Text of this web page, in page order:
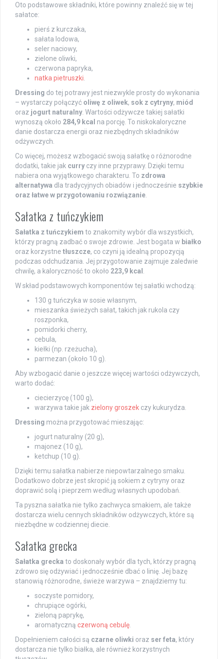
Oto podstawowe składniki, które powinny znaleźć się w tej
sałatce:
pierś z kurczaka,
sałata lodowa,
seler naciowy,
zielone oliwki,
czerwona papryka,
natka pietruszki
Dressing do tej potrawy jest niezwykle prosty do wykonania
– wystarczy połączyć oliwę z oliwek, sok z cytryny, miód
oraz jogurt naturalny . Wartości odżywcze takiej sałatki
wynoszą około 284,9 kcal na porcję. To niskokaloryczne
danie dostarcza energii oraz niezbędnych składników
odżywczych.
Co więcej, możesz wzbogacić swoją sałatkę o różnorodne
dodatki, takie jak curry czy inne przyprawy. Dzięki temu
nabiera ona wyjątkowego charakteru. To zdrowa
alternatywa dla tradycyjnych obiadów i jednocześnie szybkie
oraz łatwe w przygotowaniu rozwiązanie
Sałatka z tuńczykiem
Sałatka z tuńczykiem to znakomity wybór dla wszystkich,
którzy pragną zadbać o swoje zdrowie. Jest bogata w białko
oraz korzystne tłuszcze, co czyni ją idealną propozycją
podczas odchudzania. Jej przygotowanie zajmuje zaledwie
chwilę, a kaloryczność to około 223,9 kcal
W skład podstawowych komponentów tej sałatki wchodzą:
130 g tuńczyka w sosie własnym,
mieszanka świeżych sałat, takich jak rukola czy
roszponka,
pomidorki cherry,
cebula,
kiełki (np. rzeżucha),
parmezan (około 10 g).
Aby wzbogacić danie o jeszcze więcej wartości odżywczych,
warto dodać:
ciecierzycę (100 g),
warzywa takie jak zielony groszek czy kukurydza.
Dressing można przygotować mieszając:
jogurt naturalny (20 g),
majonez (10 g),
ketchup (10 g).
Dzięki temu sałatka nabierze niepowtarzalnego smaku.
Dodatkowo dobrze jest skropić ją sokiem z cytryny oraz
doprawić solą i pieprzem według własnych upodobań.
Ta pyszna sałatka nie tylko zachwyca smakiem, ale także
dostarcza wielu cennych składników odżywczych, które są
niezbędne w codziennej diecie.
Sałatka grecka
Sałatka grecka to doskonały wybór dla tych, którzy pragną
zdrowo się odżywiać i jednocześnie dbać o linię. Jej bazę
stanowią różnorodne, świeże warzywa – znajdziemy tu:
soczyste pomidory,
chrupiące ogórki,
zieloną paprykę,
aromatyczną czerwoną cebulę
Dopełnieniem całości są czarne oliwki oraz ser feta, który
dostarcza nie tylko białka, ale również korzystnych